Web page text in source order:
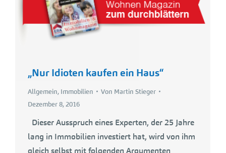
„Nur Idioten kaufen ein Haus“
Allgemein, Immobilien Von Martin Stieger
Dezember 8, 2016
Dieser Ausspruch eines Experten, der 25 Jahre
lang in Immobilien investiert hat, wird von ihm
gleich selbst mit folgenden Argumenten